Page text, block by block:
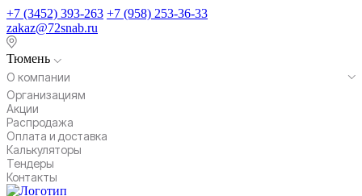
+7 (3452) 393-263 +7 (958) 253-36-33
zakaz@72snab.ru
Тюмень
О компании
Организациям
Акции
Распродажа
Оплата и доставка
Калькуляторы
Тендеры
Контакты